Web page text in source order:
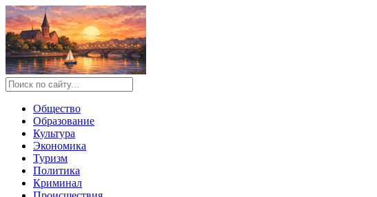
Общество
Образование
Культура
Экономика
Туризм
Политика
Криминал